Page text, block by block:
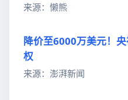
来源：懒熊
降价至6000万美元！
权
来源：澎湃新闻